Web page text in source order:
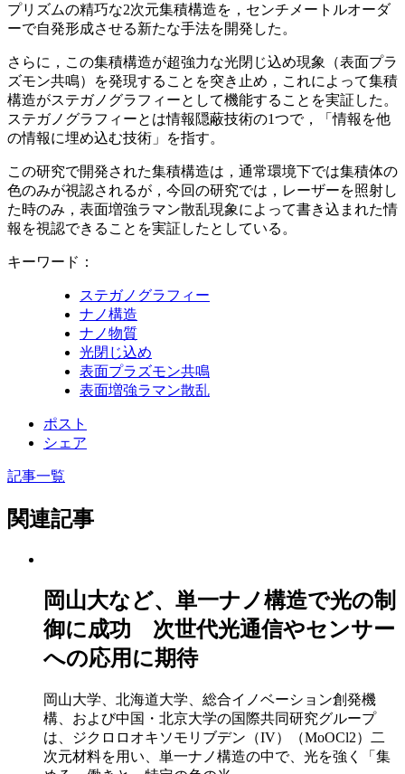
プリズムの精巧な2次元集積構造を，センチメートルオーダ
ーで自発形成させる新たな手法を開発した。
さらに，この集積構造が超強力な光閉じ込め現象（表面プラ
ズモン共鳴）を発現することを突き止め，これによって集積
構造がステガノグラフィーとして機能することを実証した。
ステガノグラフィーとは情報隠蔽技術の1つで，「情報を他
の情報に埋め込む技術」を指す。
この研究で開発された集積構造は，通常環境下では集積体の
色のみが視認されるが，今回の研究では，レーザーを照射し
た時のみ，表面増強ラマン散乱現象によって書き込まれた情
報を視認できることを実証したとしている。
キーワード：
ステガノグラフィー
ナノ構造
ナノ物質
光閉じ込め
表面プラズモン共鳴
表面増強ラマン散乱
ポスト
シェア
記事一覧
関連記事
岡山大など、単一ナノ構造で光の制
御に成功 次世代光通信やセンサー
への応用に期待
岡山大学、北海道大学、総合イノベーション創発機
構、および中国・北京大学の国際共同研究グループ
は、ジクロロオキソモリブデン（IV）（MoOCl2）二
次元材料を用い、単一ナノ構造の中で、光を強く「集